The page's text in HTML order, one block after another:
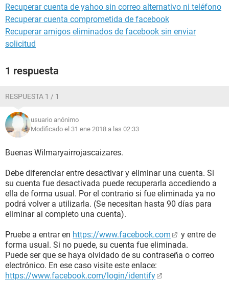
Recuperar cuenta de yahoo sin correo alternativo ni teléfono
Recuperar cuenta comprometida de facebook
Recuperar amigos eliminados de facebook sin enviar
solicitud
1 respuesta
RESPUESTA 1 / 1
usuario anónimo
Modificado el 31 ene 2018 a las 02:33
Buenas Wilmaryairrojascaizares.
Debe diferenciar entre desactivar y eliminar una cuenta. Si
su cuenta fue desactivada puede recuperarla accediendo a
ella de forma usual. Por el contrario si fue eliminada ya no
podrá volver a utilizarla. (Se necesitan hasta 90 días para
eliminar al completo una cuenta).
Pruebe a entrar en https://www.facebook.com
y entre de
forma usual. Si no puede, su cuenta fue eliminada.
Puede ser que se haya olvidado de su contraseña o correo
electrónico. En ese caso visite este enlace:
https://www.facebook.com/login/identify